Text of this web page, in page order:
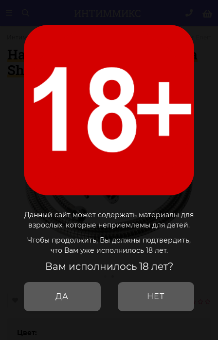
Данный сайт может содержать материалы для
взрослых, которые неприемлемы для детей.
Чтобы продолжить, Вы должны подтвердить,
что Вам уже исполнилось 18 лет.
Вам исполнилось 18 лет?
ДА НЕТ
Интимные украшения Набор для анального душа Shower
Набор для анального душа
Shower Enema System
Цвет: